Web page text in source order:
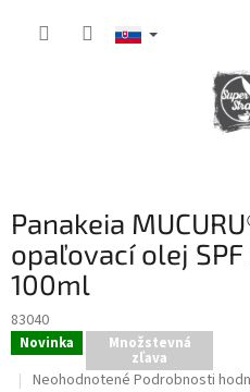
Panakeia
opaľovací olej
100ml
83040
Novinka Množstevná
zľava
Priemerné
Neohodnotené Podrobnosti